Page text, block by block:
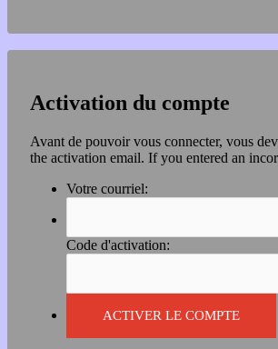
Activation du compte
Avant de pouvoir vous connecter, vous
the activation email. If you entered an
Votre courriel:
Code d'activation: